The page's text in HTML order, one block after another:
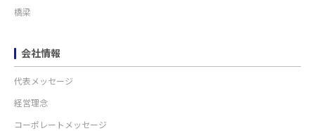
橋梁
会社情報
代表メッセージ
経営理念
コーポレートメッセージ